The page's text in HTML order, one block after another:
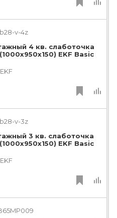
v-4z
4 кв. слаботочка
EKF Basic
EKF
v-3z
3 кв. слаботочка
EKF Basic
EKF